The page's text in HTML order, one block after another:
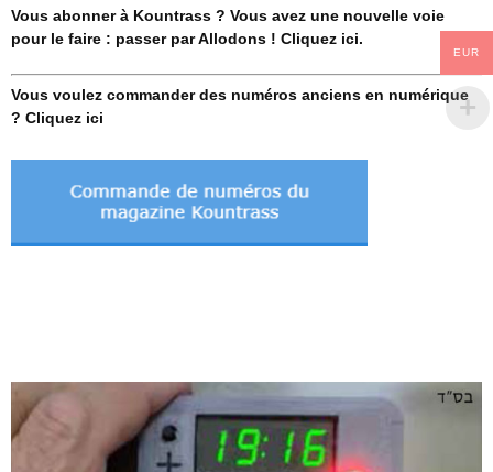
Vous abonner à Kountrass ? Vous avez une nouvelle voie
pour le faire : passer par Allodons ! Cliquez ici.
Vous voulez commander des numéros anciens en numérique
? Cliquez ici
EUR